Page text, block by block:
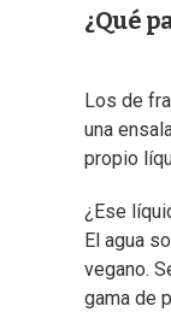
¿Qué
Los de
una
propio
¿Ese
El agua
vegano.
gama de